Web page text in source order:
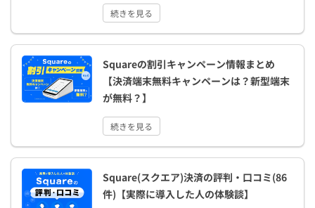
続きを見る
Squareの割引キャンペーン情報まとめ
【決済端末無料キャンペーンは？新型端末
が無料？】
続きを見る
Square(スクエア)決済の評判・口コミ(86
件)【実際に導入した人の体験談】